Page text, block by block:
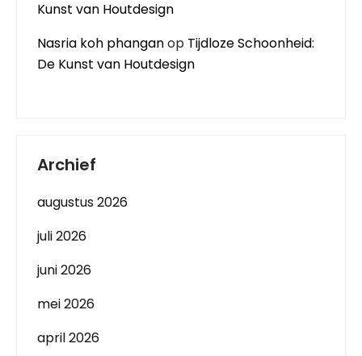
Kunst van Houtdesign
Nasria koh phanganop Tijdloze Schoonheid:
De Kunst van Houtdesign
Archief
augustus 2026
juli 2026
juni 2026
mei 2026
april 2026